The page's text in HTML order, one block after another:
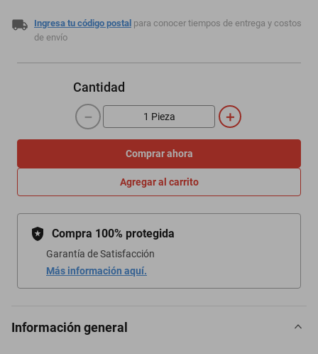
Ingresa tu código postal para conocer tiempos de entrega y costos
de envío
Cantidad
＋
－
Comprar ahora
Agregar al carrito
Compra 100% protegida
Garantía de Satisfacción
Más información aquí.
Información general